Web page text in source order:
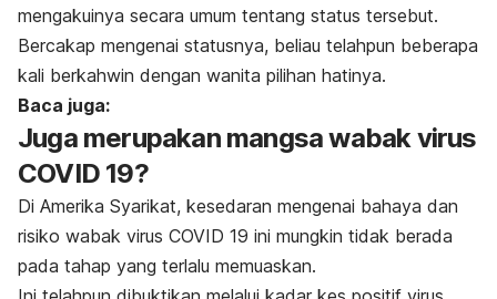
mengakuinya secara umum tentang status tersebut.
Bercakap mengenai statusnya, beliau telahpun beberapa
kali berkahwin dengan wanita pilihan hatinya.
Baca juga:
Juga merupakan mangsa wabak virus
COVID 19?
Di Amerika Syarikat, kesedaran mengenai bahaya dan
risiko wabak virus COVID 19 ini mungkin tidak berada
pada tahap yang terlalu memuaskan.